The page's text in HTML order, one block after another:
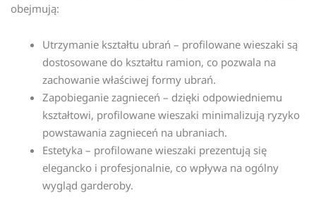
obejmują:
Utrzymanie kształtu ubrań – profilowane wieszaki są
dostosowane do kształtu ramion, co pozwala na
zachowanie właściwej formy ubrań.
Zapobieganie zagnieceń – dzięki odpowiedniemu
kształtowi, profilowane wieszaki minimalizują ryzyko
powstawania zagnieceń na ubraniach.
Estetyka – profilowane wieszaki prezentują się
elegancko i profesjonalnie, co wpływa na ogólny
wygląd garderoby.